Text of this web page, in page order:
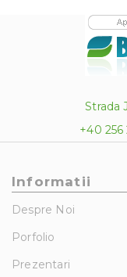
Strada
+40 256
Informatii
Despre Noi
Porfolio
Prezentari